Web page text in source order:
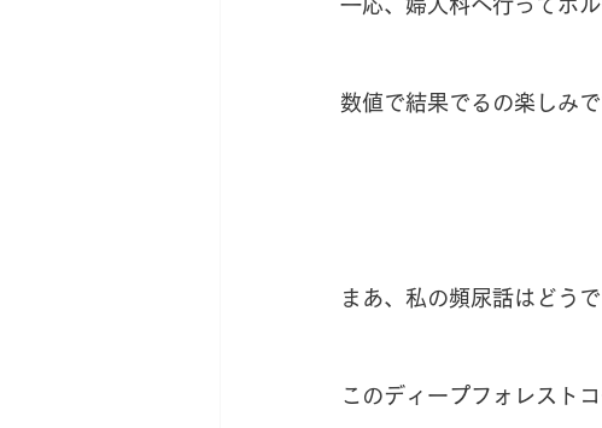
一応、婦人科へ行ってホ
数値で結果でるの楽しみ
まあ、私の頻尿話はどう
このディープフォレスト